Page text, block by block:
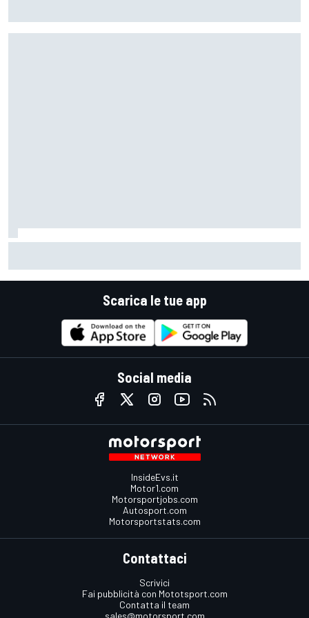
Scarica le tue app
Social media
InsideEvs.it
Motor1.com
Motorsportjobs.com
Autosport.com
Motorsportstats.com
Contattaci
Scrivici
Fai pubblicità con Mototsport.com
Contatta il team